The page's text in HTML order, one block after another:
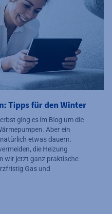
Tipps für den Winter
ging es im Blog um die
Aber ein
etwas dauern.
die Heizung
wir jetzt ganz praktische
Gas und